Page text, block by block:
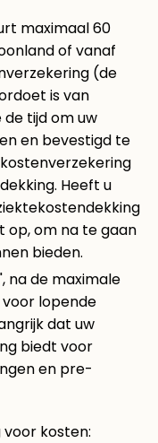
maximaal 60
of vanaf
(de
is van
tijd om uw
en bevestigd te
Heeft u
op, om na te gaan
bieden.
na de maximale
lopende
dat uw
biedt voor
en pre-
voor kosten: